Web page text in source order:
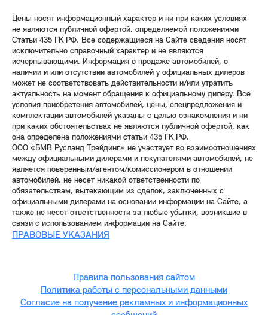
Цены носят информационный характер и ни при каких условиях
не являются публичной офертой, определяемой положениями
Статьи 435 ГК РФ. Все содержащиеся на Сайте сведения носят
исключительно справочный характер и не являются
исчерпывающими. Информация о продаже автомобилей, о
наличии и или отсутствии автомобилей у официальных дилеров
может не соответствовать действительности и/или утратить
актуальность на момент обращения к официальному дилеру. Все
условия приобретения автомобилей, цены, спецпредложения и
комплектации автомобилей указаны с целью ознакомления и ни
при каких обстоятельствах не являются публичной офертой, как
она определена положениями статьи 435 ГК РФ.
ООО «БМВ Русланд Трейдинг» не участвует во взаимоотношениях
между официальными дилерами и покупателями автомобилей, не
является поверенным/агентом/комиссионером в отношении
автомобилей, не несет никакой ответственности по
обязательствам, вытекающим из сделок, заключенных с
официальными дилерами на основании информации на Сайте, а
также не несет ответственности за любые убытки, возникшие в
связи с использованием информации на Сайте.
ПРАВОВЫЕ УКАЗАНИЯ
Правила пользования сайтом
Политика работы с персональными данными
Согласие на получение рекламных и информационных